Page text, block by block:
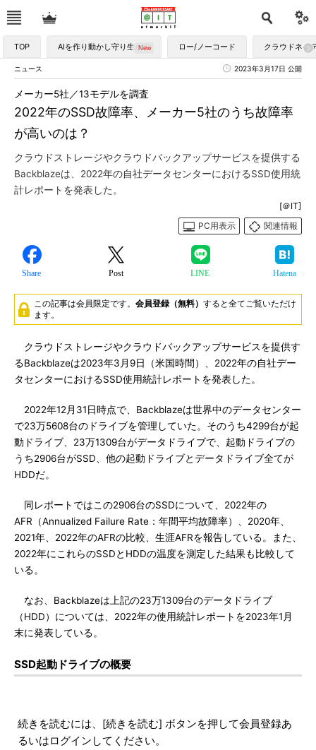
TOP AIを作り動かし守り生かす ロー/ノーコード クラウドネイ
ニュース 2023年3月17日 公開
2022年のSSD故障率、メーカー5社のうち故障率
が高いのは？
メーカー5社／13モデルを調査
クラウドストレージやクラウドバックアップサービスを提供する
Backblazeは、2022年の自社データセンターにおけるSSD使用統
計レポートを発表した。
[＠IT]
PC用表示
関連情報
Share Post LINE Hatena
この記事は会員限定です。 会員登録（無料） すると全てご覧いただけ
ます。
クラウドストレージやクラウドバックアップサービスを提供す
るBackblazeは2023年3月9日（米国時間）、2022年の自社デー
タセンターにおけるSSD使用統計レポートを発表した。
2022年12月31日時点で、Backblazeは世界中のデータセンター
で23万5608台のドライブを管理していた。そのうち4299台が起
動ドライブ、23万1309台がデータドライブで、起動ドライブの
うち2906台がSSD、他の起動ドライブとデータドライブ全てが
HDDだ。
同レポートではこの2906台のSSDについて、2022年の
AFR（Annualized Failure Rate：年間平均故障率）、2020年、
2021年、2022年のAFRの比較、生涯AFRを報告している。また、
2022年にこれらのSSDとHDDの温度を測定した結果も比較して
いる。
なお、Backblazeは上記の23万1309台のデータドライブ
（HDD）については、2022年の使用統計レポートを2023年1月
末に発表している。
SSD起動ドライブの概要
続きを読むには、[続きを読む] ボタンを押して会員登録あ
るいはログインしてください。